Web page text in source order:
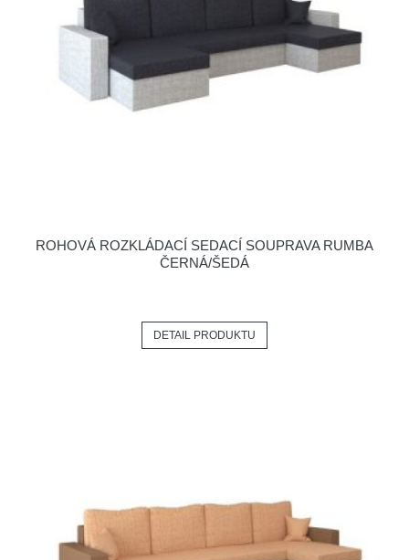
ROHOVÁ ROZKLÁDACÍ SEDACÍ SOUPRAVA RUMBA
ČERNÁ/ŠEDÁ
DETAIL PRODUKTU